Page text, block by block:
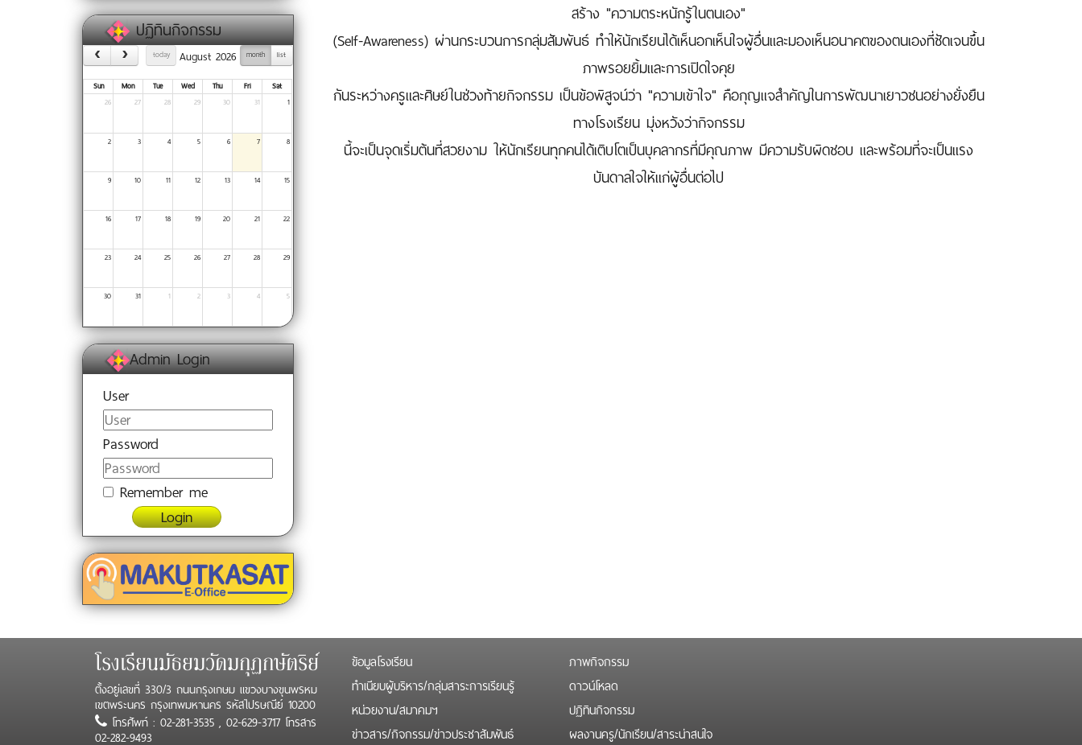
ปฏิทินกิจกรรม
today month list
August 2026
Sun Mon Tue Wed Thu Fri
Sat
26
27 28 29 30 31 1
2 3 4 5 6 7 8
9 10 11 12 13 14 15
16 17 18 19 20 21 22
23 24 25 26 27 28 29
30 31 1 2 3 4 5
Admin Login
User
Password
Remember me
Login
สร้าง "ความตระหนักรู้ในตนเอง"
(Self-Awareness) ผ่านกระบวนการกลุ่มสัมพันธ์ ทำให้นักเรียนได้เห็นอกเห็นใจผู้อื่นและมองเห็นอนาคตของตนเองที่ชัดเจนขึ้น
ภาพรอยยิ้มและการเปิดใจคุย
กันระหว่างครูและศิษย์ในช่วงท้ายกิจกรรม เป็นข้อพิสูจน์ว่า "ความเข้าใจ" คือกุญแจสำคัญในการพัฒนาเยาวชนอย่างยั่งยืน
ทางโรงเรียน มุ่งหวังว่ากิจกรรม
นี้จะเป็นจุดเริ่มต้นที่สวยงาม ให้นักเรียนทุกคนได้เติบโตเป็นบุคลากรที่มีคุณภาพ มีความรับผิดชอบ และพร้อมที่จะเป็นแรง
บันดาลใจให้แก่ผู้อื่นต่อไป
โรงเรียนมัธยมวัดมกุฏกษัตริย์
ตั้งอยู่เลขที่ 330/3 ถนนกรุงเกษม แขวงบางขุนพรหม
เขตพระนคร กรุงเทพมหานคร รหัสไปรษณีย์ 10200
โทรศัพท์ : 02-281-3535 , 02-629-3717 โทรสาร
02-282-9493
ข้อมูลโรงเรียน
ทำเนียบผู้บริหาร/กลุ่มสาระการเรียนรู้
หน่วยงาน/สมาคมฯ
ข่าวสาร/กิจกรรม/ข่าวประชาสัมพันธ์
ภาพกิจกรรม
ดาวน์โหลด
ปฏิทินกิจกรรม
ผลงานครู/นักเรียน/สาระน่าสนใจ